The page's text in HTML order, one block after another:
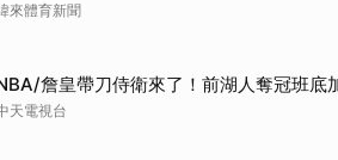
來體育新聞
詹皇帶刀侍衛來了！前湖人奪冠班
天電視台